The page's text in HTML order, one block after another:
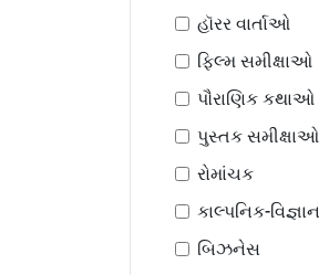
હૉરર વાર્તાઓ
ફિલ્મ સમીક્ષાઓ
પૌરાણિક કથાઓ
પુસ્તક સમીક્ષાઓ
રોમાંચક
કાલ્પનિક-વિજ્ઞાન
બિઝનેસ